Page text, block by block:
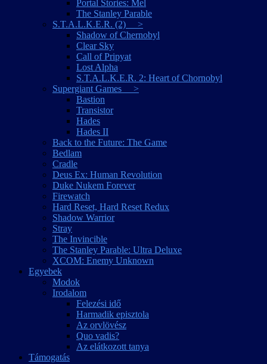
Portal Stories: Mel
The Stanley Parable
S.T.A.L.K.E.R. (2) >
Shadow of Chernobyl
Clear Sky
Call of Pripyat
Lost Alpha
S.T.A.L.K.E.R. 2: Heart of Chornobyl
Supergiant Games >
Bastion
Transistor
Hades
Hades II
Back to the Future: The Game
Bedlam
Cradle
Deus Ex: Human Revolution
Duke Nukem Forever
Firewatch
Hard Reset, Hard Reset Redux
Shadow Warrior
Stray
The Invincible
The Stanley Parable: Ultra Deluxe
XCOM: Enemy Unknown
Egyebek
Modok
Irodalom
Felezési idő
Harmadik episztola
Az orvlövész
Quo vadis?
Az elátkozott tanya
Támogatás